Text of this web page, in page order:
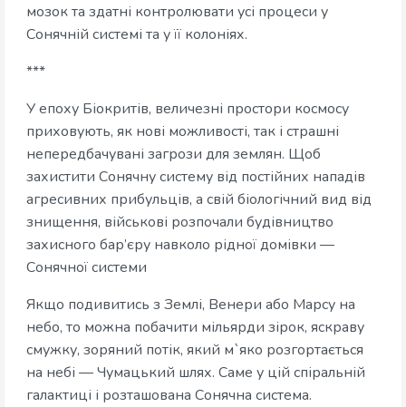
мозок та здатні контролювати усі процеси у
Сонячній системі та у її колоніях.
***
У епоху Біокритів, величезні простори космосу
приховують, як нові можливості, так і страшні
непередбачувані загрози для землян. Щоб
захистити Сонячну систему від постійних нападів
агресивних прибульців, а свій біологічний вид від
знищення, військові розпочали будівництво
захисного бар’єру навколо рідної домівки —
Сонячної системи
Якщо подивитись з Землі, Венери або Марсу на
небо, то можна побачити мільярди зірок, яскраву
смужку, зоряний потік, який м`яко розгортається
на небі — Чумацький шлях. Саме у цій спіральній
галактиці і розташована Сонячна система.